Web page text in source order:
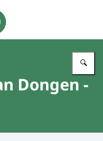
Jong Leren Eten
Dongen -